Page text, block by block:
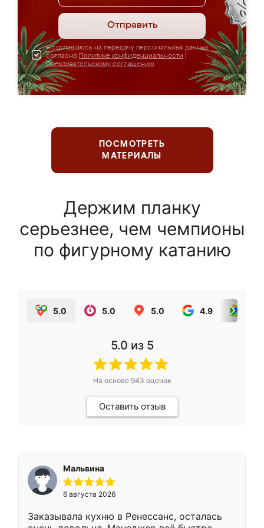
Отправить
Я соглашаюсь на передачу персональных данных
согласно Политике конфиденциальности
Пользовательскому соглашению
ПОСМОТРЕТЬ
МАТЕРИАЛЫ
Держим планку
серьезнее, чем чемпионы
по фигурному катанию
5.0 5.0 5.0 4.9
5.0 из 5
На основе 943 оценок
Оставить отзыв
Мальвина
6 августа 2026
Заказывала кухню в Ренессанс, осталась